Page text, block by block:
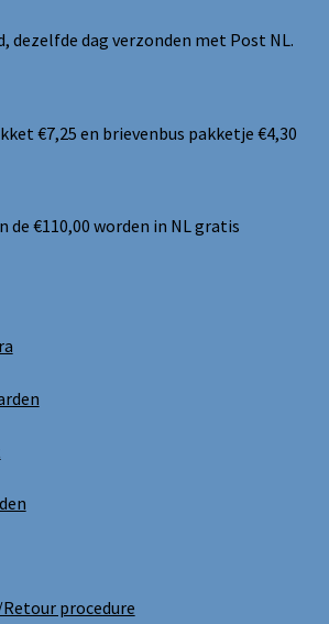
dezelfde dag verzonden met Post NL.
€7,25 en brievenbus pakketje €4,30
de €110,00 worden in NL gratis
procedure